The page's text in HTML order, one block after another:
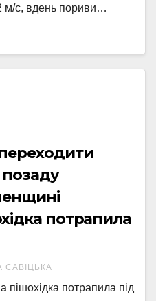
м/с, вдень пориви…
позаду
потрапила
САВІЦЬКА
пішохідка потрапила під